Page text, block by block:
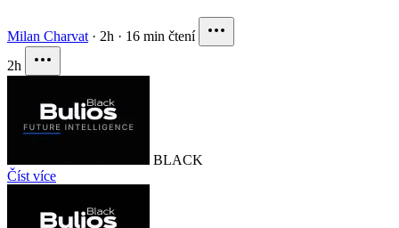
Milan Charvat · 2h · 16 min čtení
2h
BLACK
Číst více